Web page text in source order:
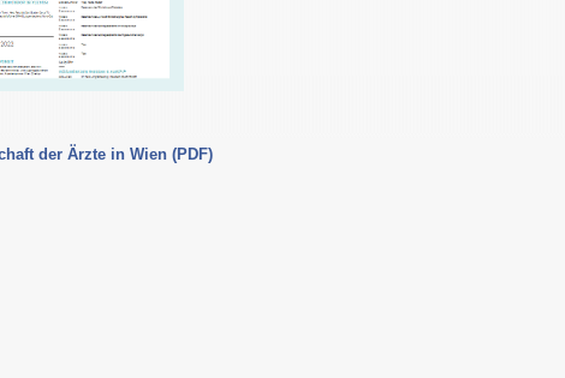
der Ärzte in Wien (PDF)